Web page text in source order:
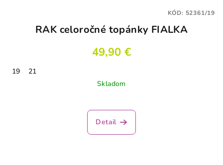
RAK celoročné topánky FIALKA
49,90 €
19
21
Skladom
Detail
KÓD: 52361/19